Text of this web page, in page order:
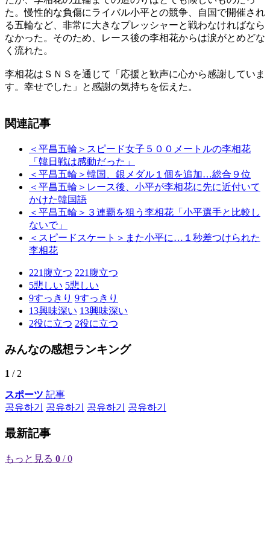
た。慢性的な負傷にライバル小平との競争、自国で開催され
る五輪など、非常に大きなプレッシャーと戦わなければなら
なかった。そのため、レース後の李相花からは涙がとめどな
く流れた。
李相花はＳＮＳを通じて「応援と歓声に心から感謝していま
す。幸せでした」と感謝の気持ちを伝えた。
関連記事
＜平昌五輪＞スピード女子５００メートルの李相花
「韓日戦は感動だった」
＜平昌五輪＞韓国、銀メダル１個を追加…総合９位
＜平昌五輪＞レース後、小平が李相花に先に近付いて
かけた韓国語
＜平昌五輪＞３連覇を狙う李相花「小平選手と比較し
ないで」
＜スピードスケート＞また小平に…１秒差つけられた
李相花
221 腹立つ 221 腹立つ
5悲しい 5悲しい
9すっきり 9すっきり
13興味深い 13興味深い
2役に立つ 2役に立つ
みんなの感想ランキング
1 / 2
スポーツ 記事
공유하기
공유하기 공유하기 공유하기
最新記事
もっと見る 0 / 0